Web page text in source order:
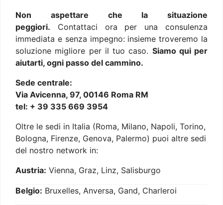
Non aspettare che la situazione
peggiori. Contattaci ora per una consulenza
immediata e senza impegno: insieme troveremo la
soluzione migliore per il tuo caso. Siamo qui per
aiutarti, ogni passo del cammino.
Sede centrale:
Via Avicenna, 97, 00146 Roma RM
tel: + 39 335 669 3954
Oltre le sedi in Italia (Roma, Milano, Napoli, Torino,
Bologna, Firenze, Genova, Palermo) puoi altre sedi
del nostro network in:
Austria: Vienna, Graz, Linz, Salisburgo
Belgio: Bruxelles, Anversa, Gand, Charleroi